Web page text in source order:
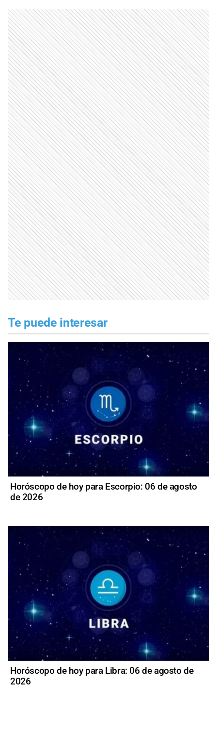
Te puede interesar
Horóscopo de hoy para Escorpio: 06 de agosto
de 2026
Horóscopo de hoy para Libra: 06 de agosto de
2026